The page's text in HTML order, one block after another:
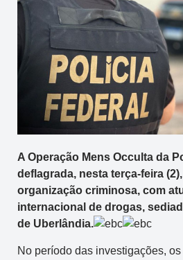
A Operação Mens Occulta da
deflagrada, nesta terça-feira
organização criminosa, com
internacional de drogas,
de Uberlândia.
No período das investigações,